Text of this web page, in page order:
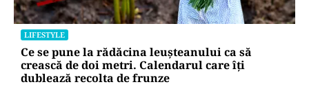
LIFESTYLE
Ce se pune la rădăcina leușteanului ca să
crească de doi metri. Calendarul care îți
dublează recolta de frunze